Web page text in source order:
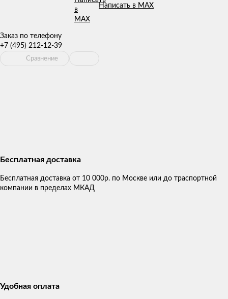
Написать в MAX
Заказ по телефону
+7 (495) 212-12-39
Сравнение
Бесплатная доставка
Бесплатная доставка от 10 000р. по Москве или до траспортной
компании в пределах МКАД
Удобная оплата